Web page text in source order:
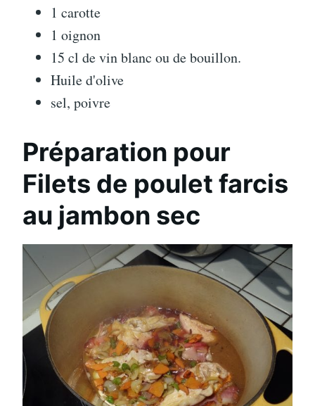
1 carotte
1 oignon
15 cl de vin blanc ou de bouillon.
Huile d'olive
sel, poivre
Préparation pour
Filets de poulet farcis
au jambon sec